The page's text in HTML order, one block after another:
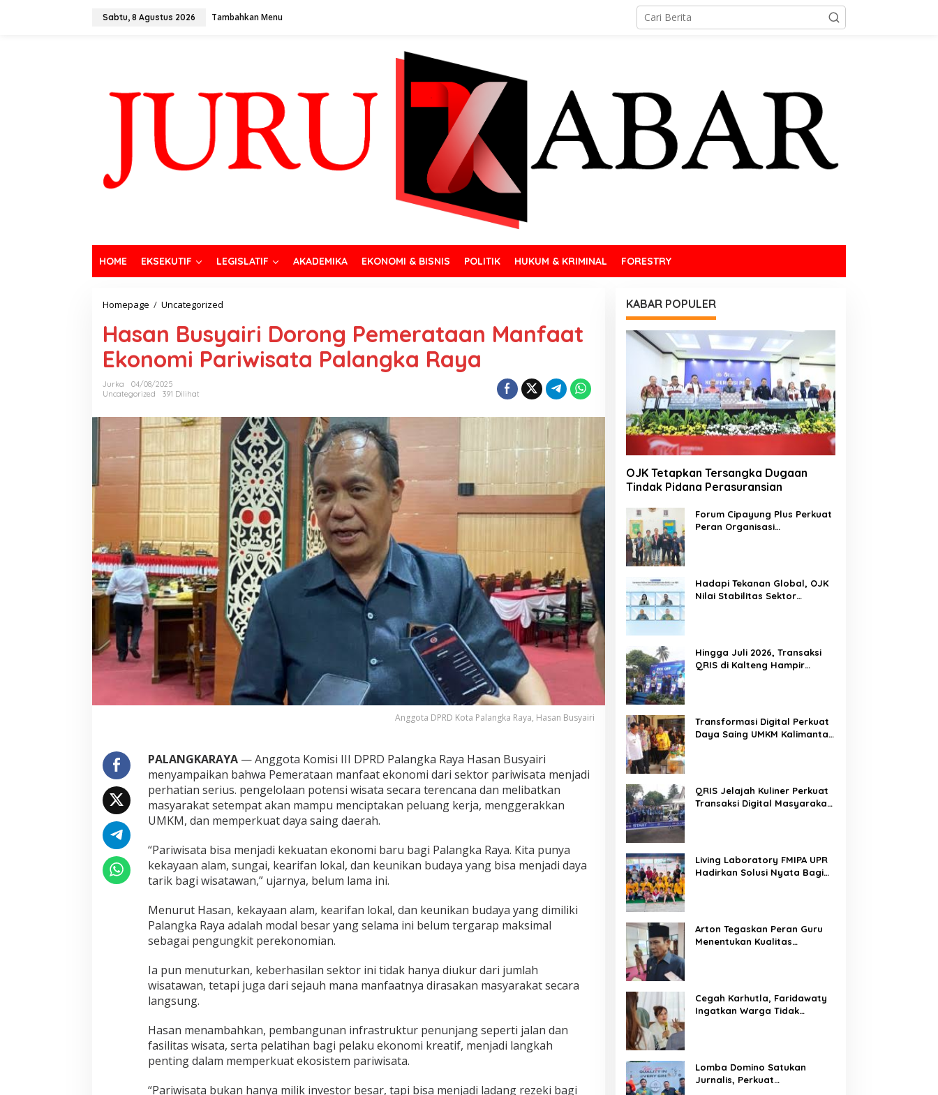
Sabtu, 8 Agustus 2026 Tambahkan Menu
HOME EKSEKUTIF LEGISLATIF AKADEMIKA EKONOMI & BISNIS POLITIK HUKUM & KRIMINAL FORESTRY
Homepage / Uncategorized
Hasan Busyairi Dorong Pemerataan Manfaat
Ekonomi Pariwisata Palangka Raya
Jurka
04/08/2025
Uncategorized
391 Dilihat
Anggota DPRD Kota Palangka Raya, Hasan Busyairi
PALANGKARAYA— Anggota Komisi III DPRD Palangka Raya Hasan Busyairi
menyampaikan bahwa Pemerataan manfaat ekonomi dari sektor pariwisata menjadi
perhatian serius. pengelolaan potensi wisata secara terencana dan melibatkan
masyarakat setempat akan mampu menciptakan peluang kerja, menggerakkan
UMKM, dan memperkuat daya saing daerah.
“Pariwisata bisa menjadi kekuatan ekonomi baru bagi Palangka Raya. Kita punya
kekayaan alam, sungai, kearifan lokal, dan keunikan budaya yang bisa menjadi daya
tarik bagi wisatawan,” ujarnya, belum lama ini.
Menurut Hasan, kekayaan alam, kearifan lokal, dan keunikan budaya yang dimiliki
Palangka Raya adalah modal besar yang selama ini belum tergarap maksimal
sebagai pengungkit perekonomian.
Ia pun menuturkan, keberhasilan sektor ini tidak hanya diukur dari jumlah
wisatawan, tetapi juga dari sejauh mana manfaatnya dirasakan masyarakat secara
langsung.
Hasan menambahkan, pembangunan infrastruktur penunjang seperti jalan dan
fasilitas wisata, serta pelatihan bagi pelaku ekonomi kreatif, menjadi langkah
penting dalam memperkuat ekosistem pariwisata.
“Pariwisata bukan hanya milik investor besar, tapi bisa menjadi ladang rezeki bagi
KABAR POPULER
OJK Tetapkan Tersangka Dugaan
Tindak Pidana Perasuransian
Forum Cipayung Plus Perkuat
Peran Organisasi
Hadapi Tekanan Global, OJK
Nilai Stabilitas Sektor
Hingga Juli 2026, Transaksi
QRIS di Kalteng Hampir
Transformasi Digital Perkuat
Daya Saing UMKM Kalimantan
QRIS Jelajah Kuliner Perkuat
Transaksi Digital Masyarakat
Living Laboratory FMIPA UPR
Hadirkan Solusi Nyata Bagi
Arton Tegaskan Peran Guru
Menentukan Kualitas
Cegah Karhutla, Faridawaty
Ingatkan Warga Tidak
Lomba Domino Satukan
Jurnalis, Perkuat